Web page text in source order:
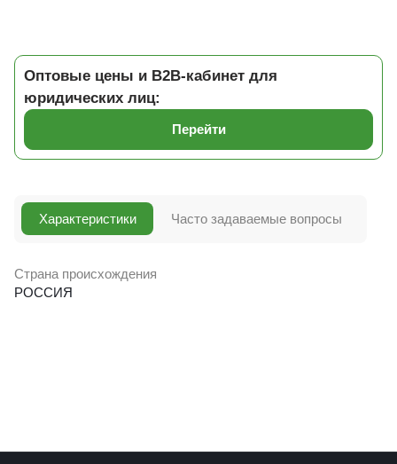
Оптовые цены и B2B-кабинет для
юридических лиц:
Перейти
Характеристики
Страна происхождения
РОССИЯ
Часто задаваемые вопросы